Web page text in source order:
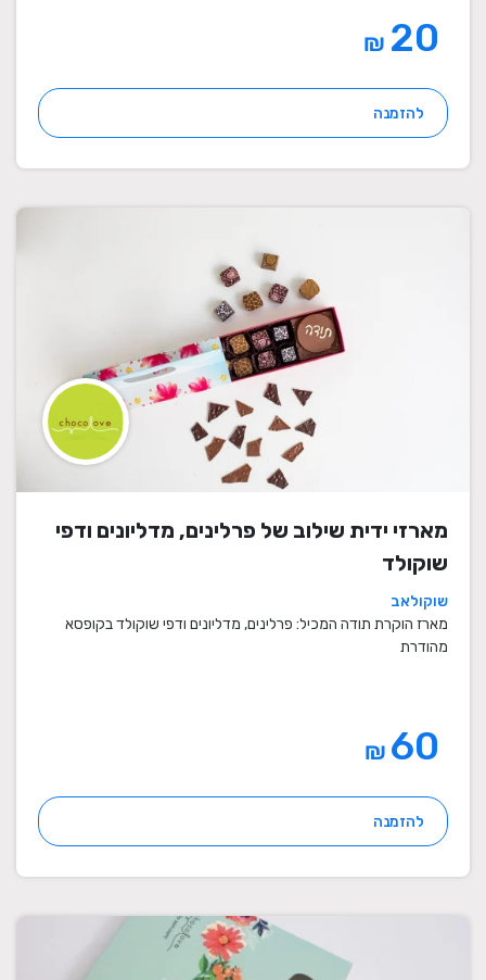
₪
להזמנה
מארזי ידית שילוב של פרלינים, מדליונים ודפי
שוקולד
שוקולאב
מארז הוקרת תודה המכיל: פרלינים, מדליונים ודפי שוקולד בקופסא
מהודרת
₪
להזמנה